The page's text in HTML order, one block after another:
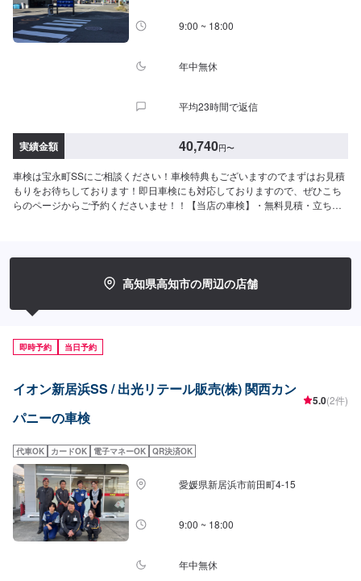
9:00 ~ 18:00
年中無休
平均23時間で返信
実績金額 40,740円〜
車検は宝永町SSにご相談ください！車検特典もございますのでまずはお見積
もりをお待ちしております！即日車検にも対応しておりますので、ぜひこち
らのページからご予約くださいませ！！【当店の車検】・無料見積・立ち会
（ノート・インプレッサなど）｜車検基本料14,800円↓各種法定料金合計
44,050円（合計）58,850円⚫︎大型車（ステップワゴンなど）｜車検基本料
換等必要な場合は、別途お見積もりご請求させていただきます。
高知県高知市の周辺の店舗
即時予約 当日予約
イオン新居浜SS / 出光リテール販売(株) 関西カン
パニーの車検
5.0(2件)
代車OK カードOK 電子マネーOK QR決済OK
愛媛県新居浜市前田町4-15
9:00 ~ 18:00
年中無休